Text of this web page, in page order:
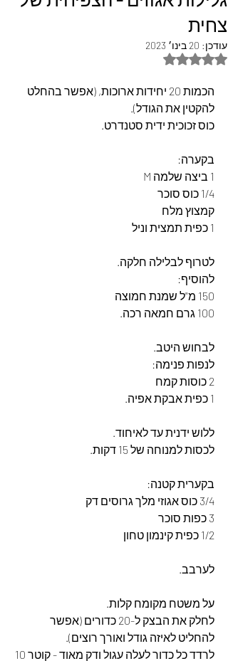
צחית
עודכן: 20 בינו׳ 2023
דירוג של NaN מתוך 5 כוכבים
הכמות 20 יחידות ארוכות, (אפשר בהחלט
להקטין את הגודל).
כוס זכוכית ידית סטנדרט.
בקערה:
1 ביצה שלמה M
1/4 כוס סוכר
קמצוץ מלח
1 כפית תמצית וניל
לטרוף לבלילה חלקה.
להוסיף:
150 מ"ל שמנת חמוצה
100 גרם חמאה רכה.
לבחוש היטב.
לנפות פנימה:
2 כוסות קמח
1 כפית אבקת אפיה.
ללוש ידנית עד לאיחוד.
לכסות למנוחה של 15 דקות.
בקערית קטנה:
3/4 כוס אגוזי מלך גרוסים דק
3 כפות סוכר
1/2 כפית קינמון טחון
לערבב.
על משטח מקומח קלות.
לחלק את הבצק ל-20 כדורים (אפשר
להחליט לאיזה גודל ואורך רוצים).